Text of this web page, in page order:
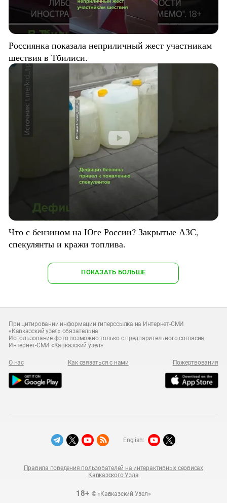
Россиянка показала неприличный жест участникам
шествия в Тбилиси.
Что с бензином на Юге России? Закрытые АЗС,
спекулянты и кражи топлива.
ПОКАЗАТЬ БОЛЬШЕ
При цитировании информации гиперссылка на Интернет-СМИ
«Кавказский узел» обязательна
Использование фото возможно только с предварительного согласия
Интернет-СМИ «Кавказский узел»
О нас Как связаться с нами Пожертвования
18+© «Кавказский Узел»
Правила поведения пользователей на интерактивных сервисах
Кавказского Узла
English: